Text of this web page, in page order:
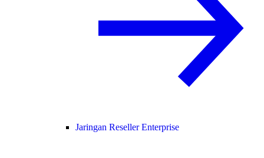
Jaringan Reseller Enterprise